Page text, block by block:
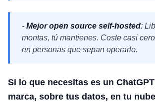
- Mejor open source self-hosted:
montas, tú mantienes. Coste casi
en personas que sepan operarlo.
Si lo que necesitas es un
marca, sobre tus datos, en tu